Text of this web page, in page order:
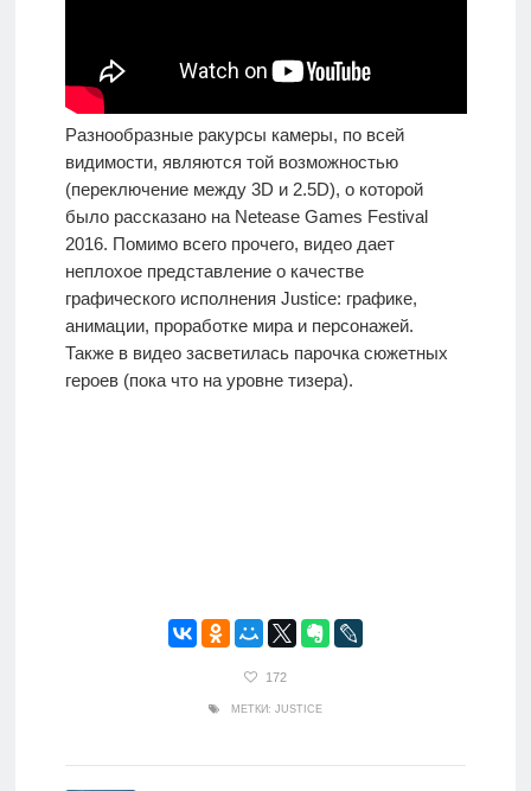
Разнообразные ракурсы камеры, по всей
видимости, являются той возможностью
(переключение между 3D и 2.5D), о которой
было рассказано на Netease Games Festival
2016. Помимо всего прочего, видео дает
неплохое представление о качестве
графического исполнения Justice: графике,
анимации, проработке мира и персонажей.
Также в видео засветилась парочка сюжетных
героев (пока что на уровне тизера).
172
МЕТКИ: JUSTICE